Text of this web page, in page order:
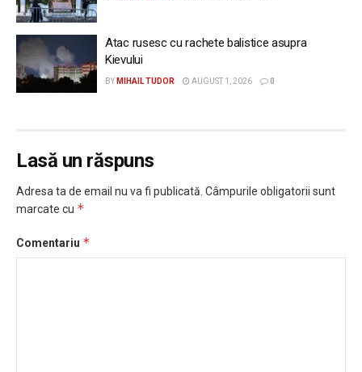
Atac rusesc cu rachete balistice asupra
Kievului
BY MIHAIL TUDOR AUGUST 1, 2026 0
Lasă un răspuns
Adresa ta de email nu va fi publicată. Câmpurile obligatorii sunt
marcate cu *
Comentariu *